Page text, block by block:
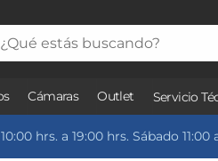
Cámaras Outlet Servicio
hrs. a 19:00 hrs. Sábado 11:00